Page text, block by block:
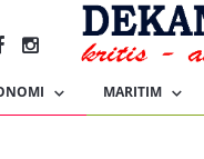
MARITIM